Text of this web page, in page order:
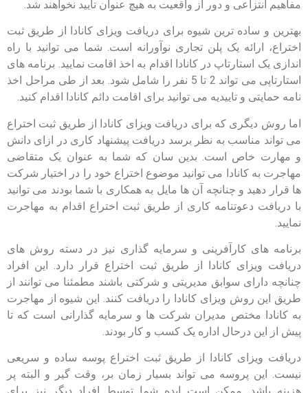
مفاهیم انتزاعی و دور از واقعیت به هیچ عنوان تایید نخواهند شد.
بهترین و ساده ترین شیوه برای دریافت ویزای کانادا از طریق ثبت
اختراع، ارائه یک پلن تجاری نوآورانه است. شما می توانید با راه
اندازی یک استارتاپ در کانادا اقدام به اخذ اقامت نمایید. برنامه های
استارتاپی می تواند 2 تا 5 نفر را شامل شود. بعد از طی مراحل اخذ
نامه حمایتی و تاییدیه می توانید برای اقامت دائم کانادا اقدام کنید.
اما روش دیگری که برای دریافت ویزای کانادا از طریق ثبت اختراع
می تواند مناسب به نظر برسد دریافت پیشنهاد کاری در ازای دانش
و مهارت خاص است. بدین سان که شما به عنوان یک متقاضی
مهاجرت به کانادا می توانید موضوع اختراع خود را در اختیار شرکت
ها قرار دهید و چنانچه آن ها مایل به همکاری با شما بودند می توانید
با دریافت دعوتنامه کاری از طریق ثبت اختراع اقدام به مهاجرت
نمایید.
برنامه های کارآفرینی و سرمایه گذاری نیز در دسته روش های
دریافت ویزای کانادا از طریق ثبت اختراع قرار دارد. این افراد
چنانچه دارای سوابق مدیریتی و شرکتی باشند مطمئنا می توانند از
طریق این روش ویزای کانادا را دریافت کنند. این شیوه از مهاجرت
به کانادا مختص مدیران شرکت ها و سرمایه گذارانی است که تا
پیش از این درحال اداره یک کسب و کار بودند.
دریافت ویزای کانادا از طریق ثبت اختراع پوسه ساده و سریعی
نیست. این پروسه می تواند بسیار زمان بر، وقت گیر و البته پر